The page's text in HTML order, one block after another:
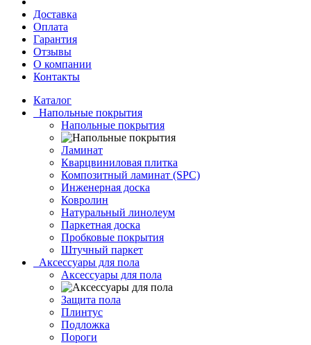
Доставка
Оплата
Гарантия
Отзывы
О компании
Контакты
Каталог
Напольные покрытия
Напольные покрытия
Ламинат
Кварцвиниловая плитка
Композитный ламинат (SPC)
Инженерная доска
Ковролин
Натуральный линолеум
Паркетная доска
Пробковые покрытия
Штучный паркет
Аксессуары для пола
Аксессуары для пола
Защита пола
Плинтус
Подложка
Пороги